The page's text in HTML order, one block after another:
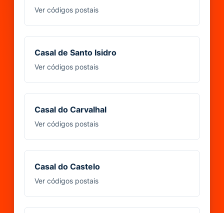
Ver códigos postais
Casal de Santo Isidro
Ver códigos postais
Casal do Carvalhal
Ver códigos postais
Casal do Castelo
Ver códigos postais